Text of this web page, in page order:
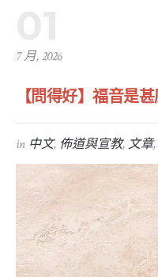
7 月, 2026
【問得好】福音是甚
in 中文, 佈道與宣教,文章,